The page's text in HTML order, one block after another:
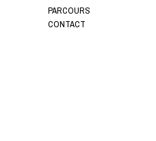
PARCOURS
CONTACT